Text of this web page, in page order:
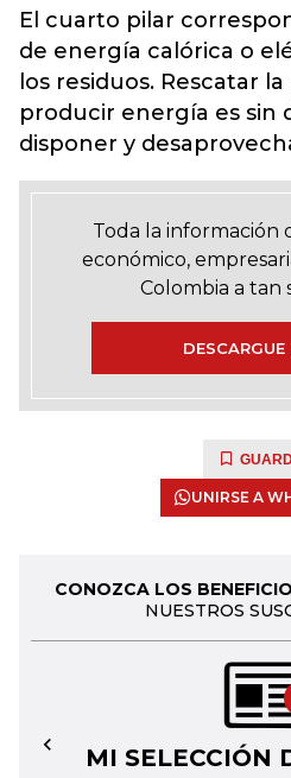
El cuarto pilar
de energía calórica o
los residuos. Rescatar
producir energía es sin
disponer y
Toda la información
económico,
Colombia a tan
UNIRSE A
CONOZCA LOS
NUESTROS
MI SELECCIÓN
←